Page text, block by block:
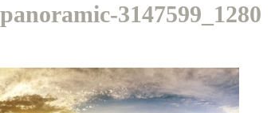
panoramic-3147599_1280